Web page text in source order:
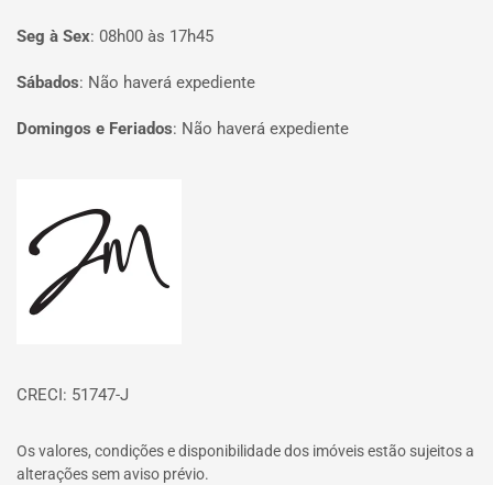
Seg à Sex: 08h00 às 17h45
Sábados: Não haverá expediente
Domingos e Feriados: Não haverá expediente
CRECI: 51747-J
Os valores, condições e disponibilidade dos imóveis estão sujeitos a
alterações sem aviso prévio.